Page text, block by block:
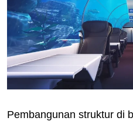
Pembangunan struktur di